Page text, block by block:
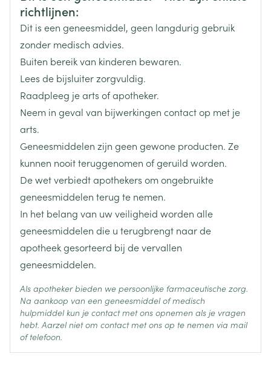
Merken
Breedte 58 mm
Lengte
Diepte 55 mm
Ingrediënten
bupropion hydrochloride
Behoud Kamertemperatuur (15°C - 25°C)
richtlijnen:
Dit is een geneesmiddel, geen langdurig gebruik
zonder medisch advies.
Buiten bereik van kinderen bewaren.
Lees de bijsluiter zorgvuldig.
Raadpleeg je arts of apotheker.
Neem in geval van bijwerkingen contact op met je
arts.
Geneesmiddelen zijn geen gewone producten. Ze
kunnen nooit teruggenomen of geruild worden.
De wet verbiedt apothekers om ongebruikte
geneesmiddelen terug te nemen.
In het belang van uw veiligheid worden alle
geneesmiddelen die u terugbrengt naar de
apotheek gesorteerd bij de vervallen
geneesmiddelen.
Als apotheker bieden we persoonlijke farmaceutische zorg.
Na aankoop van een geneesmiddel of medisch
hulpmiddel kun je contact met ons opnemen als je vragen
hebt. Aarzel niet om contact met ons op te nemen via mail
of telefoon.